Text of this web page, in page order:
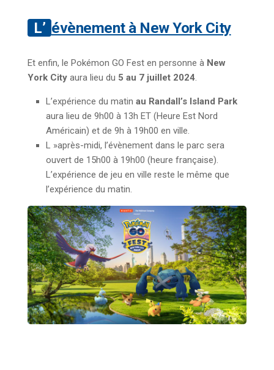
L’évènement à New York City
Et enfin, le Pokémon GO Fest en personne à New
York City aura lieu du 5 au 7 juillet 2024.
L’expérience du matin au Randall’s Island Park
aura lieu de 9h00 à 13h ET (Heure Est Nord
Américain) et de 9h à 19h00 en ville.
L »après-midi, l’évènement dans le parc sera
ouvert de 15h00 à 19h00 (heure française).
L’expérience de jeu en ville reste le même que
l’expérience du matin.